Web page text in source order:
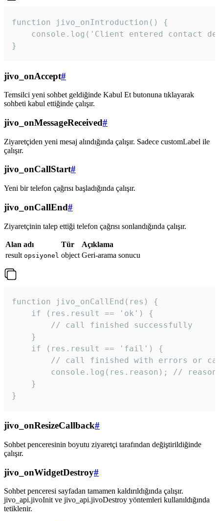
function jivo_onIntroduction() {
console.log('Client entered contact
}
jivo_onAccept#
Temsilci yeni sohbet geldiğinde Kabul Et butonuna tıklayarak
sohbeti kabul ettiğinde çalışır.
jivo_onMessageReceived#
Ziyaretçiden yeni mesaj alındığında çalışır. Sadece customLabel ile
çalışır.
jivo_onCallStart#
Yeni bir telefon çağrısı başladığında çalışır.
jivo_onCallEnd#
Ziyaretçinin talep ettiği telefon çağrısı sonlandığında çalışır.
Alan adı Tür
Açıklama
result opsiyonel object Geri-arama sonucu
function jivo_onCallEnd(res) {
    if (res.result == 'ok') {
        // call finished successfully
    }
    if (res.result == 'fail') {
// call finished with errors or
console.log(res.reason); //
    }
}
jivo_onResizeCallback#
Sohbet penceresinin boyutu ziyaretçi tarafından değiştirildiğinde
çalışır.
jivo_onWidgetDestroy#
Sohbet penceresi sayfadan tamamen kaldırıldığında çalışır.
jivo_api.jivoInit ve jivo_api.jivoDestroy yöntemleri kullanıldığında
tetiklenir.